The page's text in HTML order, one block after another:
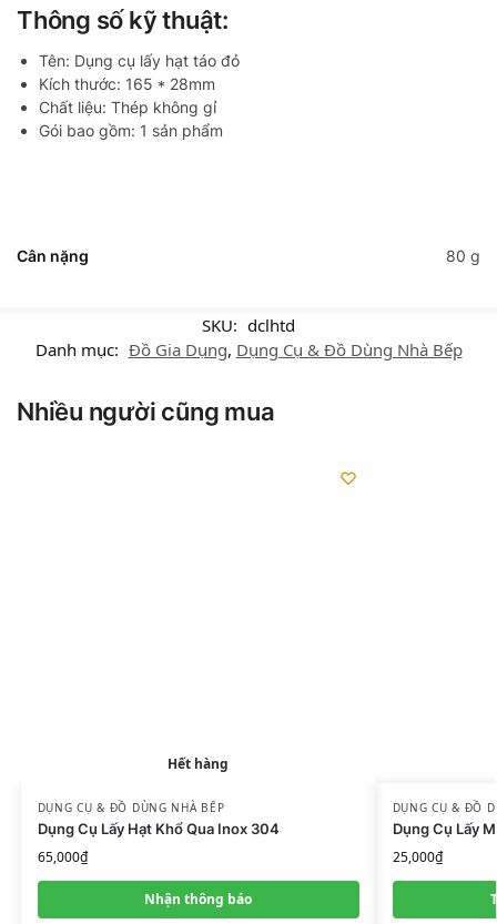
Thông số kỹ thuật:
Tên: Dụng cụ lấy hạt táo đỏ
Kích thước: 165 * 28mm
Chất liệu: Thép không gỉ
Gói bao gồm: 1 sản phẩm
Cân nặng 80 g
SKU: dclhtd
Danh mục: Đồ Gia Dụng, Dụng Cụ & Đồ Dùng Nhà Bếp
Nhiều người cũng mua
Hết hàng
DỤNG CỤ & ĐỒ DÙNG NHÀ BẾP
Dụng Cụ Lấy Hạt Khổ Qua Inox 304
65,000₫
Nhận thông báo
DỤNG CỤ & ĐỒ
Dụng Cụ Lấy
25,000₫